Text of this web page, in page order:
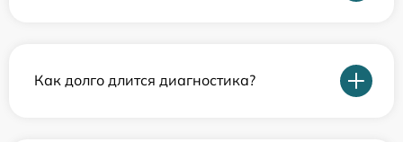
Как долго длится диагностика?